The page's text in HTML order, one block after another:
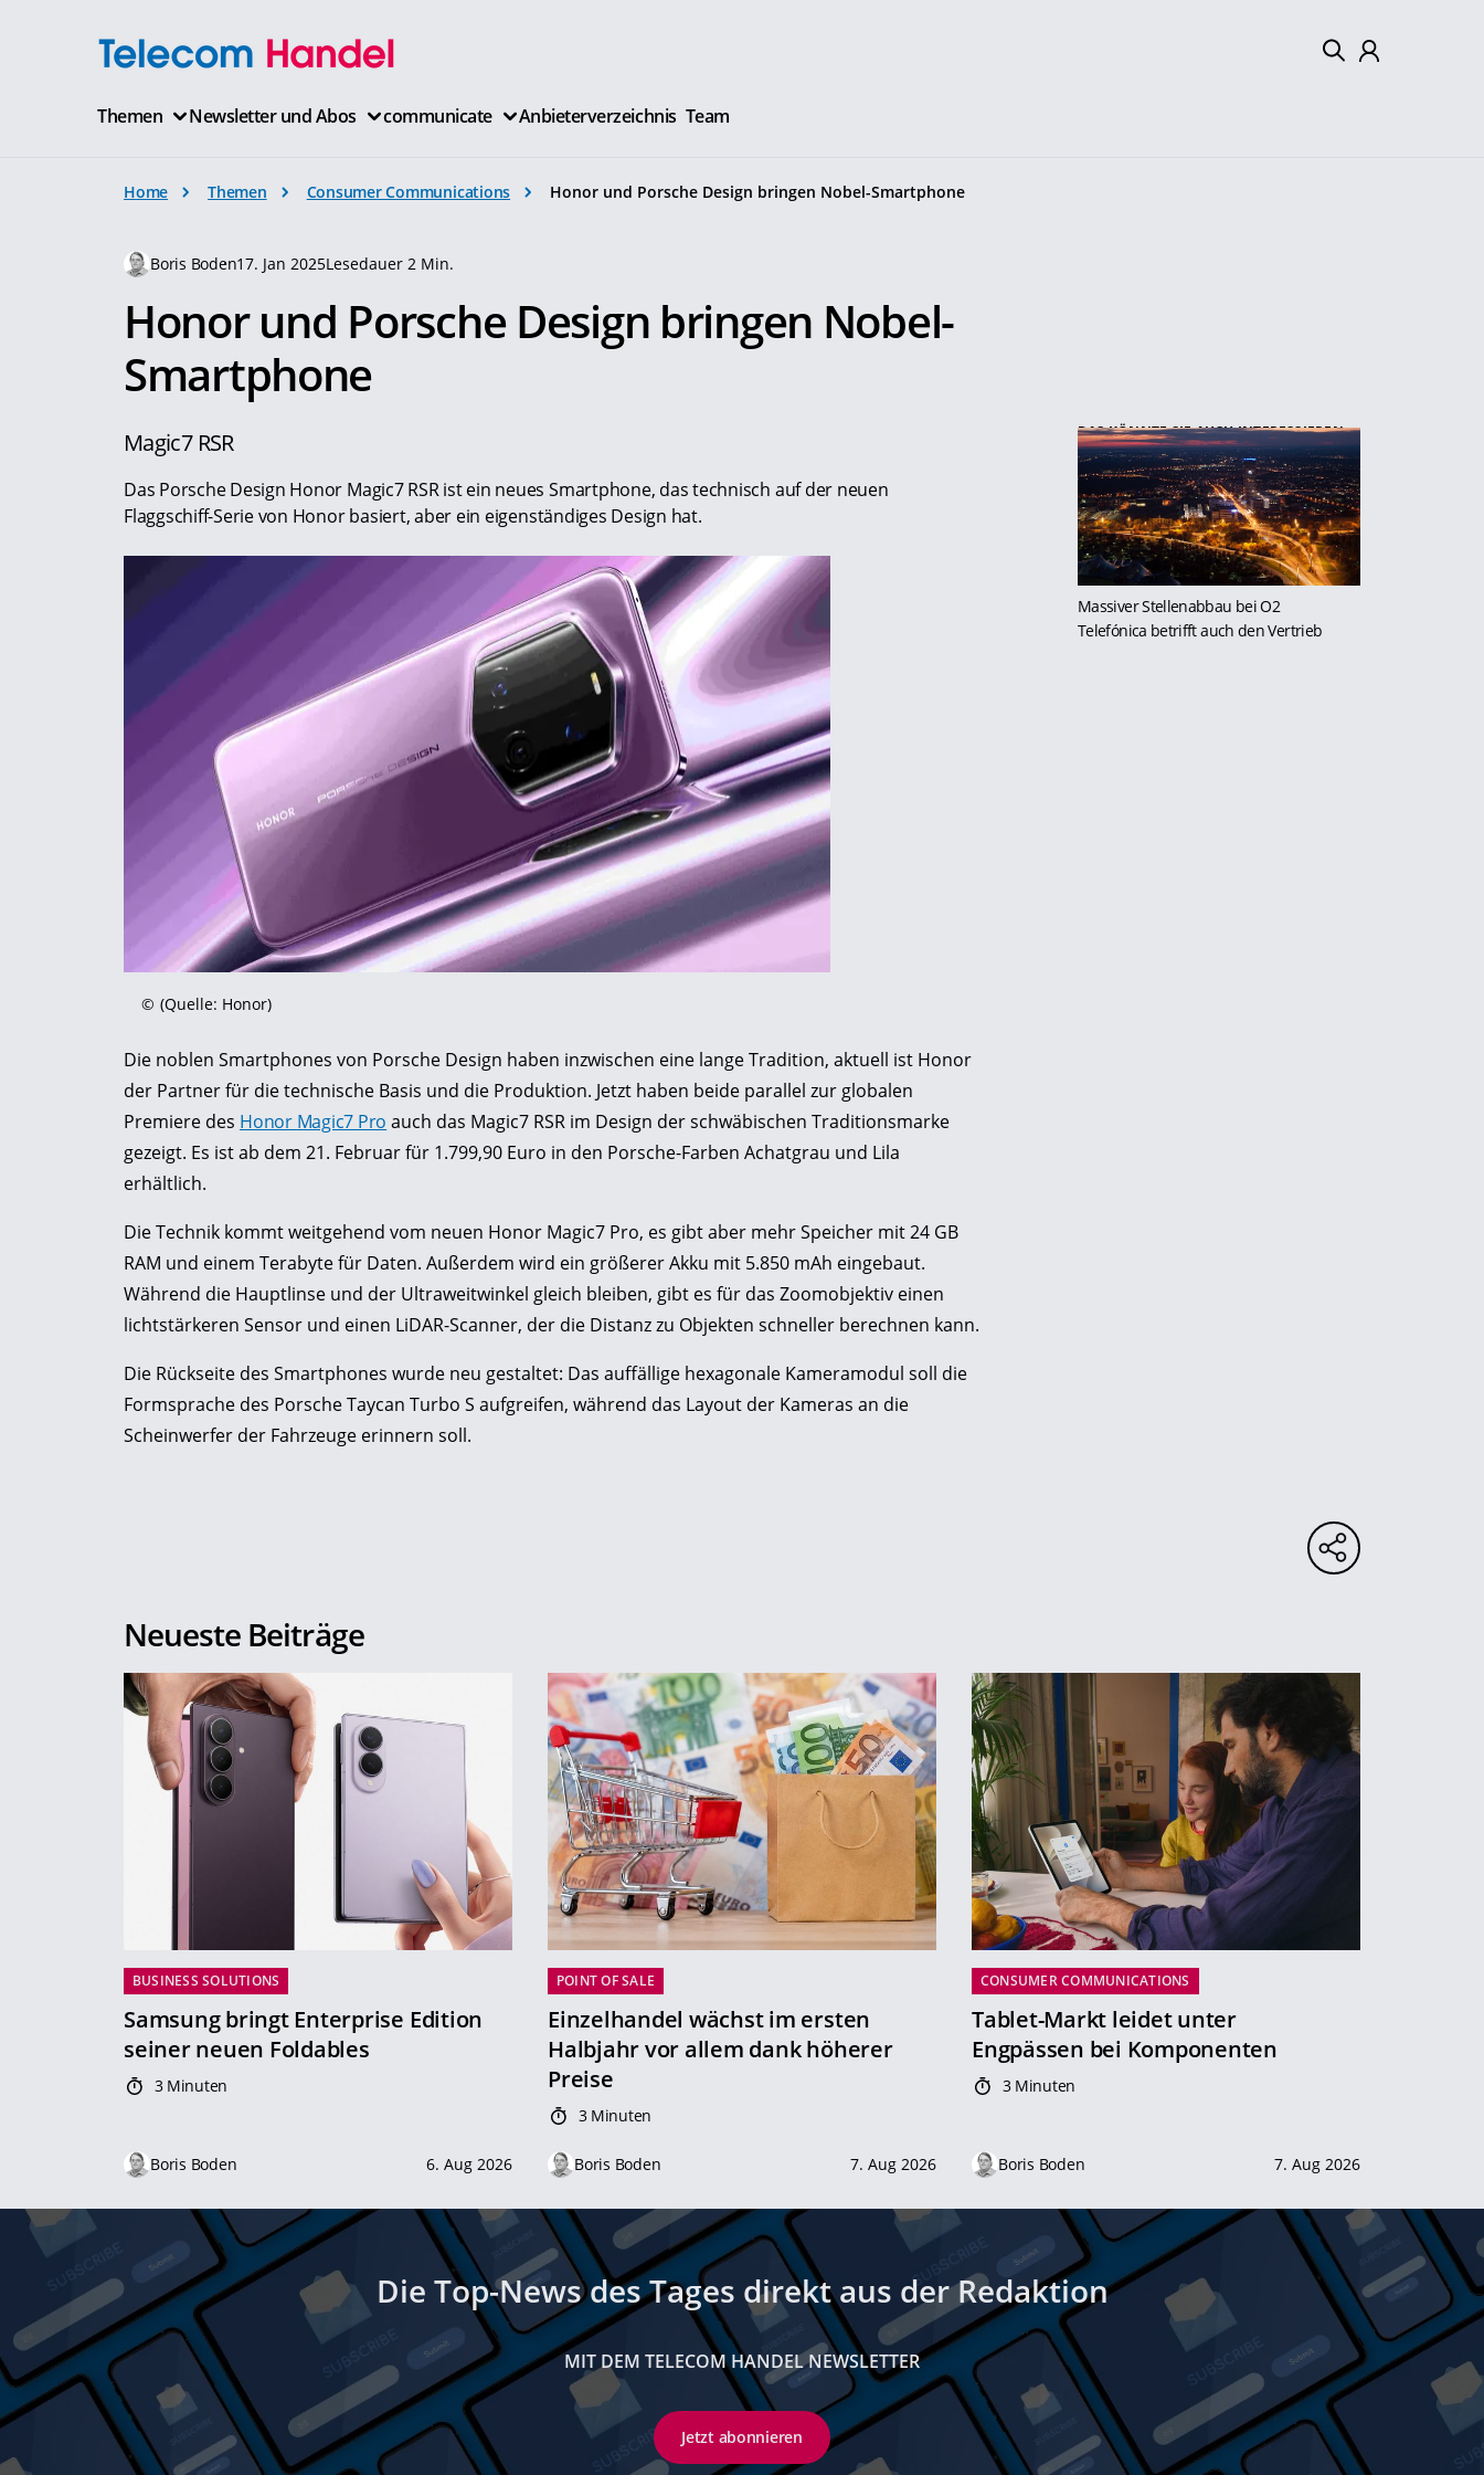
Themen Newsletter und Abos communicate Anbieterverzeichnis Team
Home Themen Consumer Communications Honor und Porsche Design bringen Nobel-Smartphone
Boris Boden17. Jan 2025Lesedauer 2 Min.
Honor und Porsche Design bringen Nobel-
Smartphone
Magic7 RSR
Das Porsche Design Honor Magic7 RSR ist ein neues Smartphone, das technisch auf der neuen
Flaggschiff-Serie von Honor basiert, aber ein eigenständiges Design hat.
© (Quelle: Honor)
Die noblen Smartphones von Porsche Design haben inzwischen eine lange Tradition, aktuell ist Honor
der Partner für die technische Basis und die Produktion. Jetzt haben beide parallel zur globalen
Premiere des Honor Magic7 Pro auch das Magic7 RSR im Design der schwäbischen Traditionsmarke
gezeigt. Es ist ab dem 21. Februar für 1.799,90 Euro in den Porsche-Farben Achatgrau und Lila
erhältlich.
Die Technik kommt weitgehend vom neuen Honor Magic7 Pro, es gibt aber mehr Speicher mit 24 GB
RAM und einem Terabyte für Daten. Außerdem wird ein größerer Akku mit 5.850 mAh eingebaut.
Während die Hauptlinse und der Ultraweitwinkel gleich bleiben, gibt es für das Zoomobjektiv einen
lichtstärkeren Sensor und einen LiDAR-Scanner, der die Distanz zu Objekten schneller berechnen kann.
Die Rückseite des Smartphones wurde neu gestaltet: Das auffällige hexagonale Kameramodul soll die
Formsprache des Porsche Taycan Turbo S aufgreifen, während das Layout der Kameras an die
Scheinwerfer der Fahrzeuge erinnern soll.
DAS KÖNNTE SIE AUCH INTERESSIEREN:
Massiver Stellenabbau bei O2
Telefónica betrifft auch den Vertrieb
Neueste Beiträge
BUSINESS SOLUTIONS
Samsung bringt Enterprise Edition
seiner neuen Foldables
3 Minuten
Boris Boden 6. Aug 2026
POINT OF SALE
Einzelhandel wächst im ersten
Halbjahr vor allem dank höherer
Preise
3 Minuten
Boris Boden 7. Aug 2026
CONSUMER COMMUNICATIONS
Tablet-Markt leidet unter
Engpässen bei Komponenten
3 Minuten
Boris Boden 7. Aug 2026
Die Top-News des Tages direkt aus der Redaktion
MIT DEM TELECOM HANDEL NEWSLETTER
Jetzt abonnieren